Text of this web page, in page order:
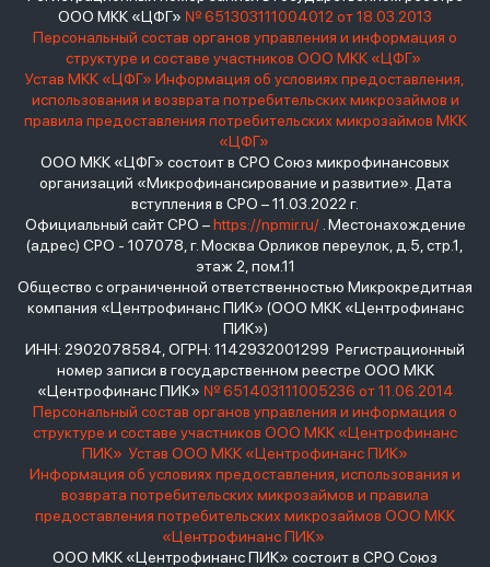
ООО МКК «ЦФГ» № 651303111004012 от 18.03.2013
Персональный состав органов управления и информация о
структуре и составе участников ООО МКК «ЦФГ»
Устав МКК «ЦФГ» Информация об условиях предоставления,
использования и возврата потребительских микрозаймов и
правила предоставления потребительских микрозаймов МКК
«ЦФГ»
ООО МКК «ЦФГ» состоит в СРО Союз микрофинансовых
организаций «Микрофинансирование и развитие». Дата
вступления в СРО – 11.03.2022 г.
Официальный сайт СРО –https://npmir.ru/. Местонахождение
(адрес) СРО - 107078, г. Москва Орликов переулок, д.5, стр.1,
этаж 2, пом.11
Общество с ограниченной ответственностью Микрокредитная
компания «Центрофинанс ПИК» (ООО МКК «Центрофинанс
ПИК»)
ИНН: 2902078584, ОГРН: 1142932001299 Регистрационный
номер записи в государственном реестре ООО МКК
«Центрофинанс ПИК» № 651403111005236 от 11.06.2014
Персональный состав органов управления и информация о
структуре и составе участников ООО МКК «Центрофинанс
ПИК» Устав ООО МКК «Центрофинанс ПИК»
Информация об условиях предоставления, использования и
возврата потребительских микрозаймов и правила
предоставления потребительских микрозаймов ООО МКК
«Центрофинанс ПИК»
ООО МКК «Центрофинанс ПИК» состоит в СРО Союз